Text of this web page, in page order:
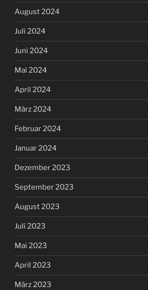
August 2024
Juli 2024
Juni 2024
Mai 2024
April 2024
März 2024
Februar 2024
Januar 2024
Dezember 2023
September 2023
August 2023
Juli 2023
Mai 2023
April 2023
März 2023